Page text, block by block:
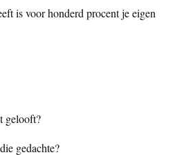
is voor honderd procent je eigen
gelooft?
gedachte?